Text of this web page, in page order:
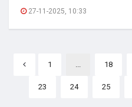
27-11-2025, 10:33
1 18
23 24 25